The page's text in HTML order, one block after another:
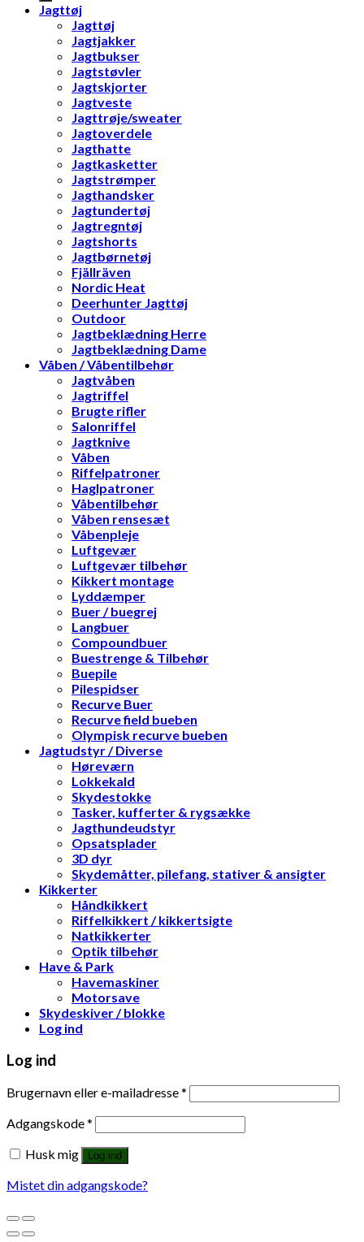
Jagttøj
Jagttøj
Jagtjakker
Jagtbukser
Jagtstøvler
Jagtskjorter
Jagtveste
Jagttrøje/sweater
Jagtoverdele
Jagthatte
Jagtkasketter
Jagtstrømper
Jagthandsker
Jagtundertøj
Jagtregntøj
Jagtshorts
Jagtbørnetøj
Fjällräven
Nordic Heat
Deerhunter Jagttøj
Outdoor
Jagtbeklædning Herre
Jagtbeklædning Dame
Våben / Våbentilbehør
Jagtvåben
Jagtriffel
Brugte rifler
Salonriffel
Jagtknive
Våben
Riffelpatroner
Haglpatroner
Våbentilbehør
Våben rensesæt
Våbenpleje
Luftgevær
Luftgevær tilbehør
Kikkert montage
Lyddæmper
Buer / buegrej
Langbuer
Compoundbuer
Buestrenge & Tilbehør
Buepile
Pilespidser
Recurve Buer
Recurve field bueben
Olympisk recurve bueben
Jagtudstyr / Diverse
Høreværn
Lokkekald
Skydestokke
Tasker, kufferter & rygsække
Jagthundeudstyr
Opsatsplader
3D dyr
Skydemåtter, pilefang, stativer & ansigter
Kikkerter
Håndkikkert
Riffelkikkert / kikkertsigte
Natkikkerter
Optik tilbehør
Have & Park
Havemaskiner
Motorsave
Skydeskiver / blokke
Log ind
Log ind
Brugernavn eller e-mailadresse*
Adgangskode*
Husk mig
Log ind
Mistet din adgangskode?